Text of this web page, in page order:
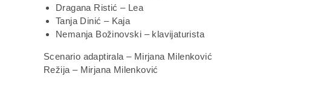
Dragana Ristić – Lea
Tanja Dinić – Kaja
Nemanja Božinovski – klavijaturista
Scenario adaptirala – Mirjana Milenković
Režija – Mirjana Milenković